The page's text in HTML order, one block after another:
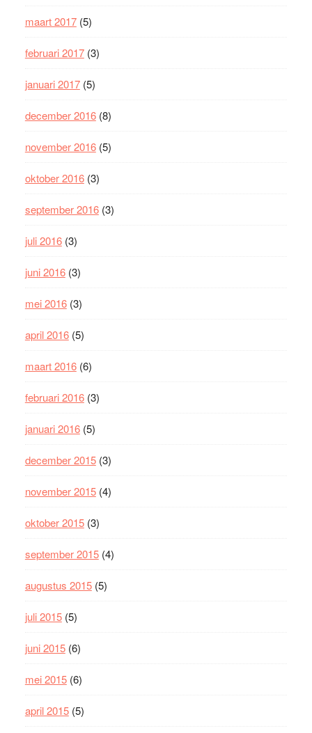
maart 2017(5)
februari 2017(3)
januari 2017(5)
december 2016(8)
november 2016(5)
oktober 2016(3)
september 2016(3)
juli 2016(3)
juni 2016(3)
mei 2016(3)
april 2016(5)
maart 2016(6)
februari 2016(3)
januari 2016(5)
december 2015(3)
november 2015(4)
oktober 2015(3)
september 2015(4)
augustus 2015(5)
juli 2015(5)
juni 2015(6)
mei 2015(6)
april 2015(5)